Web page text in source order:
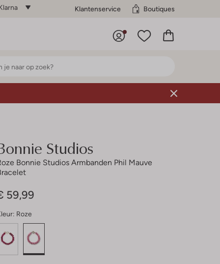
Klantenservice Boutiques
Studios
Bonnie Studios Armbanden Phil Mauve
59,99
Roze